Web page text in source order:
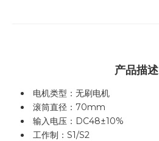
产品描述
电机类型：无刷电机
滚筒直径：70mm
输入电压：DC48±10%
工作制：S1/S2